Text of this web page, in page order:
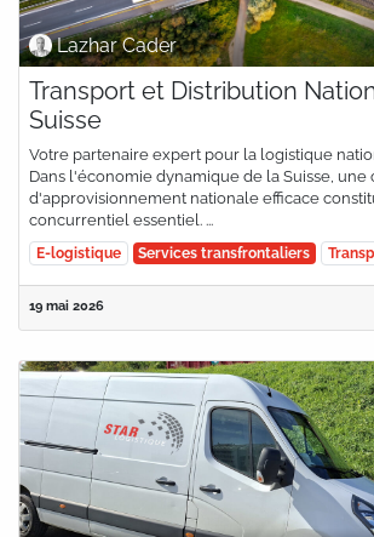
Lazhar Cader
Transport et Distribution
Suisse
Votre partenaire expert pour la logistique
Dans l'économie dynamique de la Suisse, une
d'approvisionnement nationale efficace
concurrentiel essentiel. ...
E-logistique Services transfrontaliers
19 mai 2026